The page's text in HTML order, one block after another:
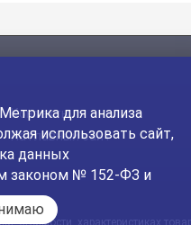
Контакты
На главный сайт
для анализа
использовать сайт,
данных
законом № 152-ФЗ и